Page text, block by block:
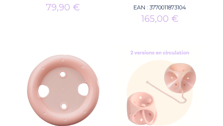
79,90 € EAN :3770011873104
165,00 €